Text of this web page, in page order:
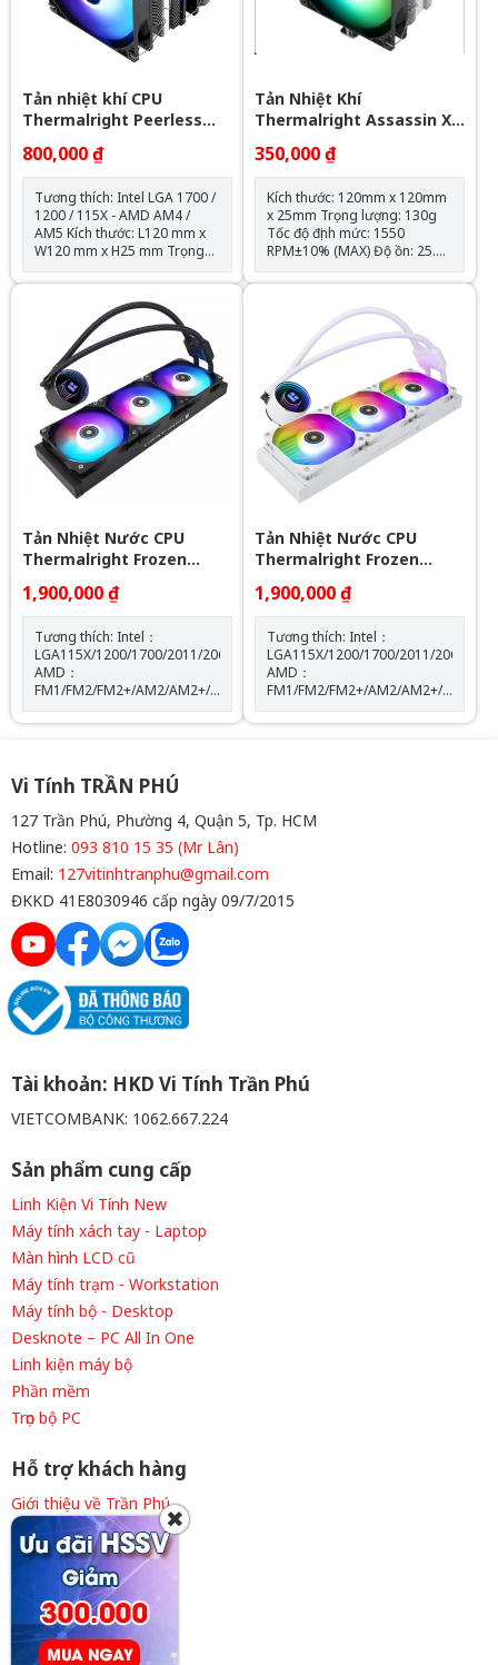
Tản nhiệt khí CPU
Thermalright Peerless
Assassin 120 SE ARGB
(Đen, 2 Tháp)
800,000 ₫
Tương thích: Intel LGA 1700 /
1200 / 115X - AMD AM4 /
AM5 Kích thước: L120 mm x
W120 mm x H25 mm Trọng
lượng: 120g Tốc độ định mức:
1550 RPM ± 10% (MAX) Mức
ồn: 25,6 dBA Lưu lượng
không khí: 66,17 CFM (MAX)
Áp suất không khí: 1,53mm
H2O (MAX) Ampe: 0.20 A Đầu
nối: 4 Pin (Đầu nối quạt PWM)
Đầu nối ARGB sync main
board: 3 PIN 5V ( sản phẩm
không kèm theo hub điều
khiển led) Loại vòng bi: Vòng
bi S-FDB
Tản Nhiệt Khí
Thermalright Assassin X
120 Refined SE RGB V2
350,000 ₫
Kích thước: 120mm x 120mm
x 25mm Trọng lượng: 130g
Tốc độ định mức: 1550
RPM±10% (MAX) Độ ồn: 25.6
dBA Lưu lượng không khí:
66,17 CFM (MAX) Áp suất
không khí: 1.53mm H2O
4 chân (đầu nối quạt PWM)
Loại vòng bi: Vòng bi S-FDB
Tản Nhiệt Nước CPU
Thermalright Frozen
Notte 360 BLACK ARGB
1,900,000 ₫
Tương thích: Intel：
LGA115X/1200/1700/2011/2066
AMD：
FM1/FM2/FM2+/AM2/AM2+/AM3/AM3+/AM4/AM5
Kích thước máy bơm: W72
mm x D72 mm x H54 mm Tốc
Độ ồn của máy bơm: 28 dBA
Màu sắc: BLACK
Tản Nhiệt Nước CPU
Thermalright Frozen
Notte 360 WHITE ARGB
1,900,000 ₫
Tương thích: Intel：
LGA115X/1200/1700/2011/2066
AMD：
FM1/FM2/FM2+/AM2/AM2+/AM3/
Kích thước máy bơm: W72
mm x D72 mm x H54 mm Tốc
Vi Tính TRẦN PHÚ
127 Trần Phú, Phường 4, Quận 5, Tp. HCM
Hotline: 093 810 15 35 (Mr Lân)
Email: 127vitinhtranphu@gmail.com
ĐKKD 41E8030946 cấp ngày 09/7/2015
Tài khoản: HKD Vi Tính Trần Phú
VIETCOMBANK: 1062.667.224
Sản phẩm cung cấp
Linh Kiện Vi Tính New
Máy tính xách tay - Laptop
Màn hình LCD cũ
Máy tính trạm - Workstation
Máy tính bộ - Desktop
Desknote – PC All In One
Linh kiện máy bộ
Phần mềm
Trọn bộ PC
Hỗ trợ khách hàng
Giới thiệu về Trần Phú
Thông tin tuyển dụng
Liên hệ cửa hàng
Chính sách thanh toán
Chính sách giao hàng
Chính sách bảo hành
✖